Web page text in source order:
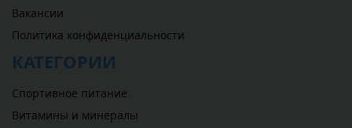
Вакансии
Политика конфиденциальности
КАТЕГОРИИ
Спортивное питание
Витамины и минералы